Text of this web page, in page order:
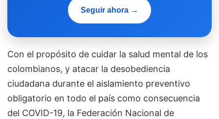
Seguir ahora →
Con el propósito de cuidar la salud mental de los
colombianos, y atacar la desobediencia
ciudadana durante el aislamiento preventivo
obligatorio en todo el país como consecuencia
del COVID-19, la Federación Nacional de